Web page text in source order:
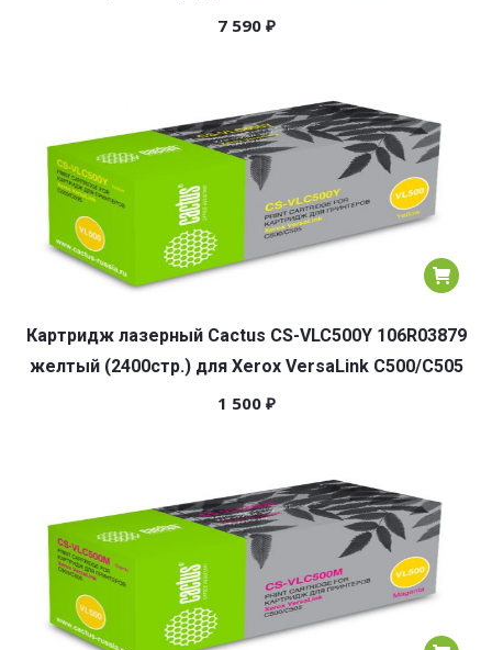
7 590 ₽
Картридж лазерный Cactus CS-VLC500Y 106R03879
желтый (2400стр.) для Xerox VersaLink C500/C505
1 500 ₽